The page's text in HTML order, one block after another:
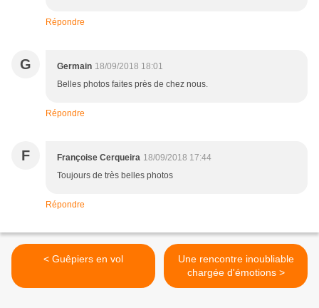
Répondre
G Germain 18/09/2018 18:01
Belles photos faites près de chez nous.
Répondre
F Françoise Cerqueira 18/09/2018 17:44
Toujours de très belles photos
Répondre
< Guêpiers en vol
Une rencontre inoubliable
chargée d'émotions >